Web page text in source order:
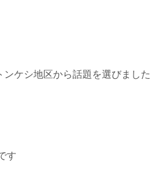
ケシ地区から話題を選びました
す